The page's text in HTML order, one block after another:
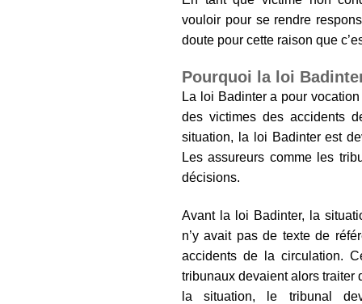
vouloir pour se rendre
doute pour cette raison que
Pourquoi la loi
La loi Badinter a pour
des victimes des accidents
situation, la loi Badinter est
Les assureurs comme les
décisions.
Avant la loi Badinter, la
n’y avait pas de texte de
accidents de la circulation.
tribunaux devaient alors traiter
la situation, le tribunal